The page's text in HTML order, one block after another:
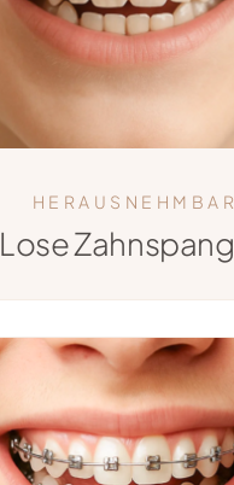
HERAUSNEHMBAR
Lose